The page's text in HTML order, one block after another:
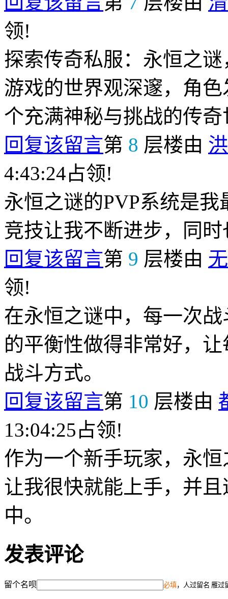
领!
探索传奇私服：永恒之
游戏的世界观深邃，角
个充满神秘与挑战的传
回复该留言第 8 层楼由
4:43:24占领!
永恒之谜的PVP系统是
竞技让我不断进步，同
回复该留言第 9 层楼由
领!
在永恒之谜中，每一次
的平衡性做得非常好，
战斗方式。
回复该留言第 10 层楼由
13:04:25占领!
作为一个新手玩家，永
让我很快就能上手，并
中。
发表评论
留个名呗 必填，人过留名 雁过